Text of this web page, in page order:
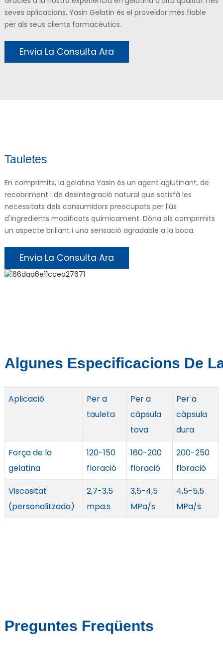
seves aplicacions, Yasin Gelatin és el proveïdor més fiable
per als seus clients farmacèutics.
Envia La Consulta Ara
Tauletes
En comprimits, la gelatina Yasin és un agent aglutinant, de
recobriment i de desintegració natural que satisfà les
necessitats dels consumidors preocupats per l'ús
d'ingredients modificats químicament. Dóna als comprimits
un aspecte brillant i una sensació agradable a la boca.
Envia La Consulta Ara
Algunes Especificacions De
Aplicació
Per a
tauleta
Per a
càpsula
tova
Per a
càpsula
dura
Força de la
gelatina
120-150
floració
160-200
floració
200-250
floració
Viscositat
(personalitzada)
2,7-3,5
mpa.s
3,5-4,5
MPa/s
4,5-5,5
MPa/s
Preguntes Freqüents